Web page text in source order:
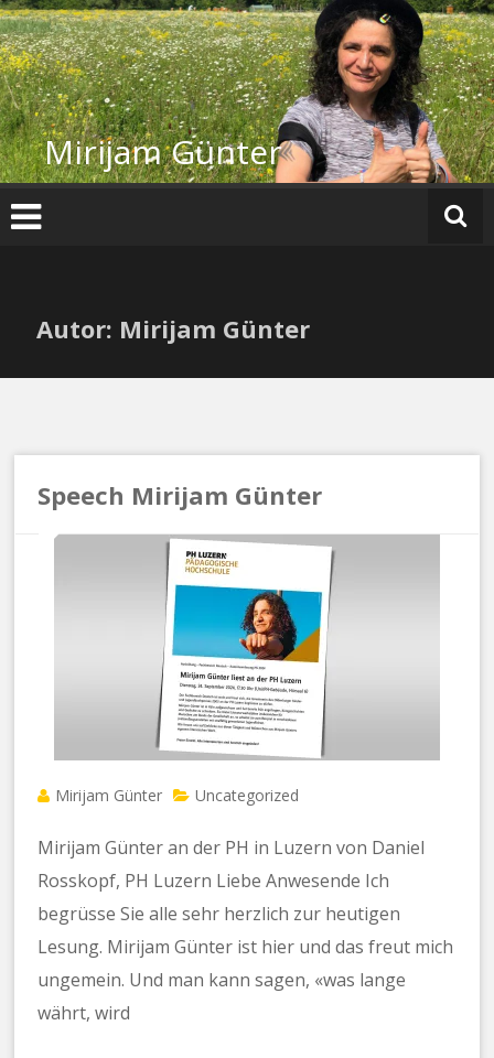
Zum
Inhalt
springen
Mirijam Günter
Autor: Mirijam Günter
Speech Mirijam Günter
Mirijam Günter Uncategorized
Mirijam Günter an der PH in Luzern von Daniel
Rosskopf, PH Luzern Liebe Anwesende Ich
begrüsse Sie alle sehr herzlich zur heutigen
Lesung. Mirijam Günter ist hier und das freut mich
ungemein. Und man kann sagen, «was lange
währt, wird